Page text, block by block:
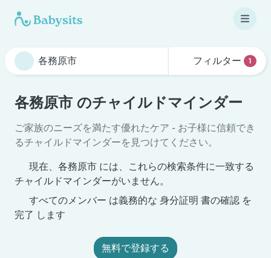
フィルター 1
各務原市 のチャイルドマインダー
ご家族のニーズを満たす優れたケア - お子様に信頼でき
るチャイルドマインダーを見つけてください。
現在、各務原市 には、これらの検索条件に一致する
チャイルドマインダーがいません。
すべてのメンバー は義務的な 身分証明 書の確認 を
完了 します
無料で登録する